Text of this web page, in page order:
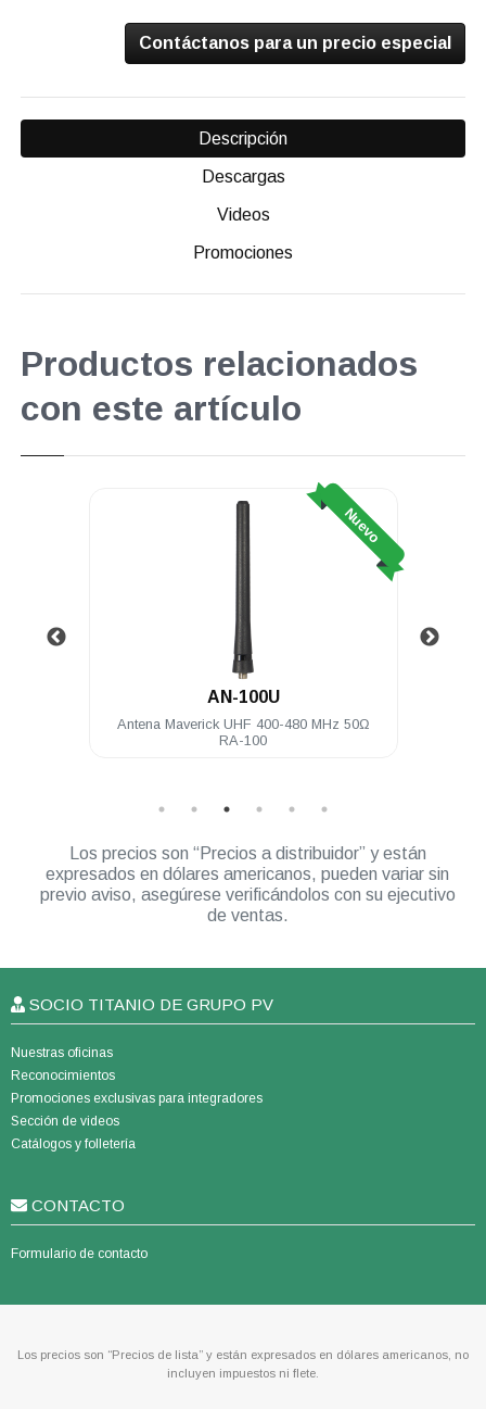
Contáctanos para un precio especial
Descripción
Descargas
Videos
Promociones
Productos relacionados
con este artículo
Nuevo
AN-100U
Antena Maverick UHF 400-480 MHz 50Ω
RA-100
Los precios son “Precios a distribuidor” y están
expresados en dólares americanos, pueden variar sin
previo aviso, asegúrese verificándolos con su ejecutivo
de ventas.
SOCIO TITANIO DE GRUPO PV
Nuestras oficinas
Reconocimientos
Promociones exclusivas para integradores
Sección de videos
Catálogos y folletería
CONTACTO
Formulario de contacto
Los precios son “Precios de lista” y están expresados en dólares americanos, no
incluyen impuestos ni flete.